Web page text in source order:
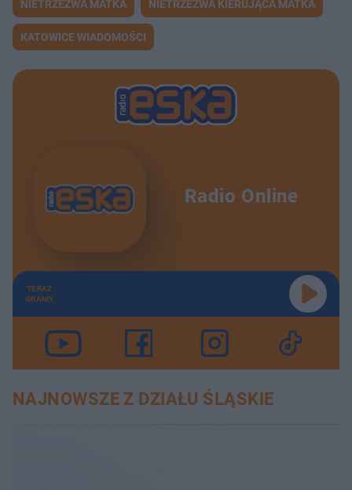
NIETRZEŹWA MATKA NIETRZEŹWA KIERUJĄCA MATKA
KATOWICE WIADOMOŚCI
Radio Online
TERAZ
GRAMY
NAJNOWSZE Z DZIAŁU ŚLĄSKIE